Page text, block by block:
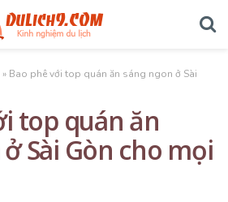
» Bao phê với top quán ăn sáng ngon ở Sài
top quán ăn
Sài Gòn cho mọi